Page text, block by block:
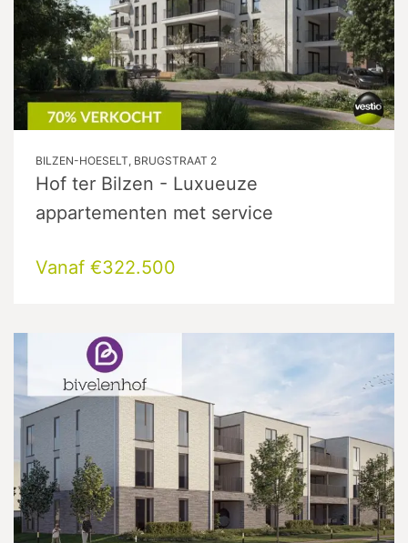
BILZEN-HOESELT, BRUGSTRAAT 2
Hof ter Bilzen - Luxueuze
appartementen met service
Vanaf €322.500